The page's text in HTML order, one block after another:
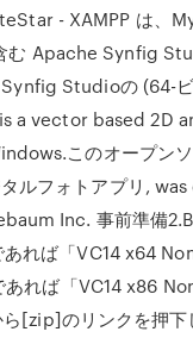
- XAMPP は、
む Apache Synfig
Synfig Studioの (64-
a vector based 2D
このオープン
ルフォトアプリ,
Inc. 事前準備
れば「VC14 x64
あれば「VC14 x86
[zip]のリンクを押下